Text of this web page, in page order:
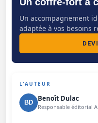
Un accompagnement
adaptée à vos besoins
L'AUTEUR
BD Benoît Dulac
Responsable éditorial